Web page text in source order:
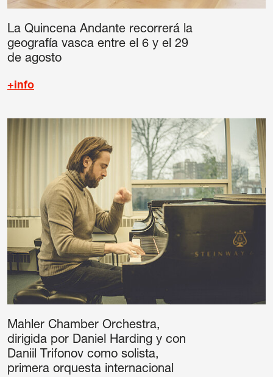
La Quincena Andante recorrerá la
geografía vasca entre el 6 y el 29
de agosto
+info
Mahler Chamber Orchestra,
dirigida por Daniel Harding y con
Daniil Trifonov como solista,
primera orquesta internacional